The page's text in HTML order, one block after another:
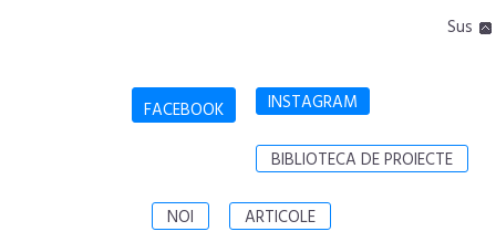
Sus
FACEBOOK INSTAGRAM
BIBLIOTECA DE PROIECTE
NOI ARTICOLE